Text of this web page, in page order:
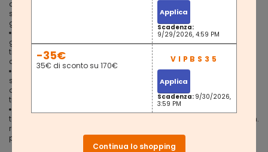
cuscino, braccioli collegati e poggiatesta ben imbottiti per un
supporto totale. Immergiti nel comfort durante le maratone di
gaming!
【FLESSIBILITÀ IMPORTA】Reclina lo schienale 90°-135°, riposa le
gambe sul poggiapiedi e regola il sedile su o giù di 10 cm per
trovare la postura perfetta. Scivola dolcemente e silenziosamente
con le ruote in PU silenziose durante le battaglie intense
【FACILE DA PULIRE】La superficie liscia in pelle sintetica di questa
sedia da gaming è facile da pulire con una semplice passata,
assicurando che il tuo trono eSport sia sempre pulito e pronto per la
tua prossima vittoria!
【QUALITÀ PROVATA】Gioca con fiducia! La sedia ha superato i
test di resistenza e durabilità di BV , seguendo lo standard EN1335 (n.
report.: (6624) 075-1015). La base a stella ha superato un test di
pressione statica di 1136 kg per 1 minuto senza rompersi
Applica
Scadenza:
9/29/2026, 4:59 PM
-35€
35€ di sconto su 170€
Applica
Scadenza: 9/30/2026,
3:59 PM
Continua lo shopping